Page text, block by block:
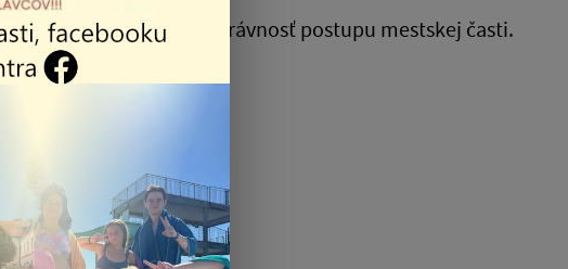
ktorá potvrdzuje správnosť postupu mestskej časti.